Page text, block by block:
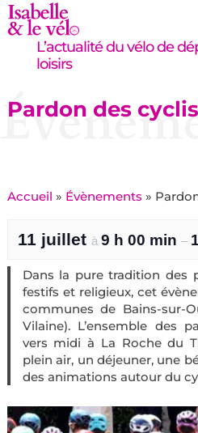
L’actualité du vélo de
loisirs
Pardon des
Accueil » Évènements »
11 juillet à 9 h 00 min –
Dans la pure tradition des
festifs et religieux, cet
communes de Bains-sur-
Vilaine). L’ensemble des
vers midi à La Roche du
plein air, un déjeuner, une
des animations autour du